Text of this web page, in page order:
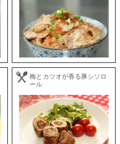
梅とカツオが香る豚シソロ
ール